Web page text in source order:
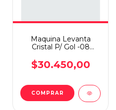
Maquina Levanta
Cristal P/ Gol -08
D.i
$30.450,00
COMPRAR